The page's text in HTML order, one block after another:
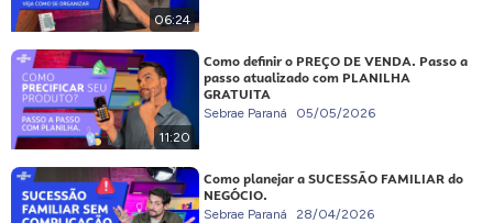
06:24
11:20
Como definir o PREÇO DE VENDA. Passo a
passo atualizado com PLANILHA
GRATUITA
Sebrae Paraná 05/05/2026
Como planejar a SUCESSÃO FAMILIAR do
NEGÓCIO.
Sebrae Paraná 28/04/2026